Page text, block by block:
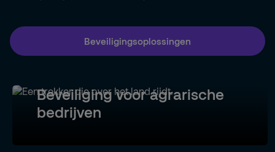
Beveiligingsoplossingen
Beveiliging voor agrarische
bedrijven